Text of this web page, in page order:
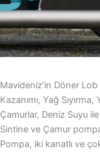
Mavideniz’in Döner Lob
Kazanımı, Yağ
Çamurlar, Deniz Suyu
Sintine ve Çamur
Pompa, iki kanatlı ve